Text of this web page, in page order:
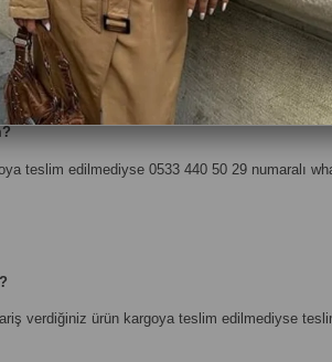
farklı gelirse 0533 440 50 29 numaralı
teslim edilmediyse 0533 440 50 29 numaralı
verdiğiniz ürün kargoya teslim edilmediyse